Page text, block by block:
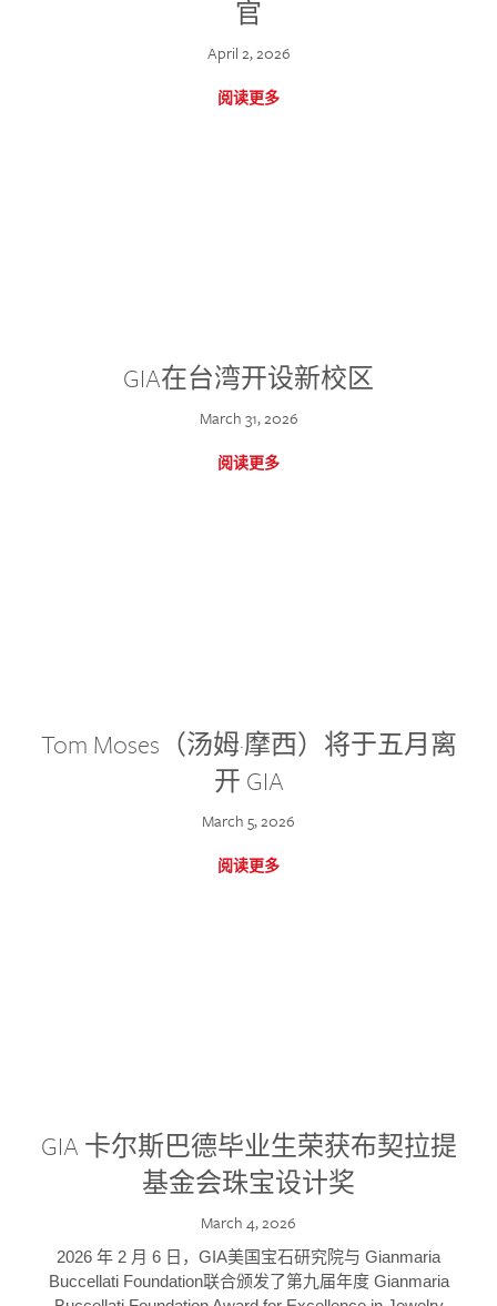
官
April 2, 2026
阅读更多
GIA在台湾开设新校区
March 31, 2026
阅读更多
Tom Moses（汤姆·摩西）将于五月离
开 GIA
March 5, 2026
阅读更多
GIA 卡尔斯巴德毕业生荣获布契拉提
基金会珠宝设计奖
March 4, 2026
2026 年 2 月 6 日，GIA美国宝石研究院与 Gianmaria
Buccellati Foundation联合颁发了第九届年度 Gianmaria